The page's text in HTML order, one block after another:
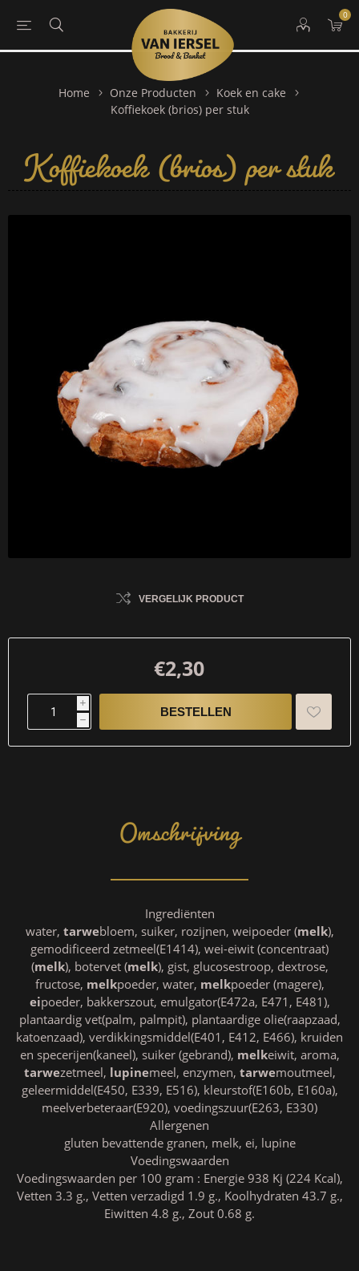
0
Home Onze Producten
Koek en cake
Koffiekoek (brios) per stuk
Koffiekoek (brios) per stuk
VERGELIJK PRODUCT
€2,30
i
h
Omschrijving
Ingrediënten
water, tarwebloem, suiker, rozijnen, weipoeder (melk),
gemodificeerd zetmeel(E1414), wei-eiwit (concentraat)
(melk), botervet (melk), gist, glucosestroop, dextrose,
fructose, melkpoeder, water, melkpoeder (magere),
eipoeder, bakkerszout, emulgator(E472a, E471, E481),
plantaardig vet(palm, palmpit), plantaardige olie(raapzaad,
katoenzaad), verdikkingsmiddel(E401, E412, E466), kruiden
en specerijen(kaneel), suiker (gebrand), melkeiwit, aroma,
tarwezetmeel, lupinemeel, enzymen, tarwemoutmeel,
geleermiddel(E450, E339, E516), kleurstof(E160b, E160a),
meelverbeteraar(E920), voedingszuur(E263, E330)
Allergenen
gluten bevattende granen, melk, ei, lupine
Voedingswaarden
Voedingswaarden per 100 gram : Energie 938 Kj (224 Kcal),
Vetten 3.3 g., Vetten verzadigd 1.9 g., Koolhydraten 43.7 g.,
Eiwitten 4.8 g., Zout 0.68 g.